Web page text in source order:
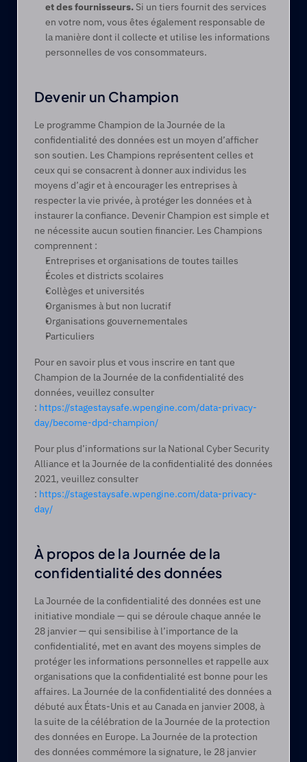
et des fournisseurs. Si un tiers fournit des services
en votre nom, vous êtes également responsable de
la manière dont il collecte et utilise les informations
personnelles de vos consommateurs.
Devenir un Champion
Le programme Champion de la Journée de la
confidentialité des données est un moyen d’afficher
son soutien. Les Champions représentent celles et
ceux qui se consacrent à donner aux individus les
moyens d’agir et à encourager les entreprises à
respecter la vie privée, à protéger les données et à
instaurer la confiance. Devenir Champion est simple et
ne nécessite aucun soutien financier. Les Champions
comprennent :
Entreprises et organisations de toutes tailles
Écoles et districts scolaires
Collèges et universités
Organismes à but non lucratif
Organisations gouvernementales
Particuliers
Pour en savoir plus et vous inscrire en tant que
Champion de la Journée de la confidentialité des
données, veuillez consulter
: https://stagestaysafe.wpengine.com/data-privacy-
day/become-dpd-champion/
Pour plus d’informations sur la National Cyber Security
Alliance et la Journée de la confidentialité des données
2021, veuillez consulter
: https://stagestaysafe.wpengine.com/data-privacy-
day/
À propos de la Journée de la
confidentialité des données
La Journée de la confidentialité des données est une
initiative mondiale — qui se déroule chaque année le
28 janvier — qui sensibilise à l’importance de la
confidentialité, met en avant des moyens simples de
protéger les informations personnelles et rappelle aux
organisations que la confidentialité est bonne pour les
affaires. La Journée de la confidentialité des données a
débuté aux États-Unis et au Canada en janvier 2008, à
la suite de la célébration de la Journée de la protection
des données en Europe. La Journée de la protection
des données commémore la signature, le 28 janvier